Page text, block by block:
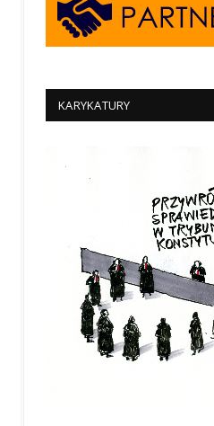
KARYKATURY